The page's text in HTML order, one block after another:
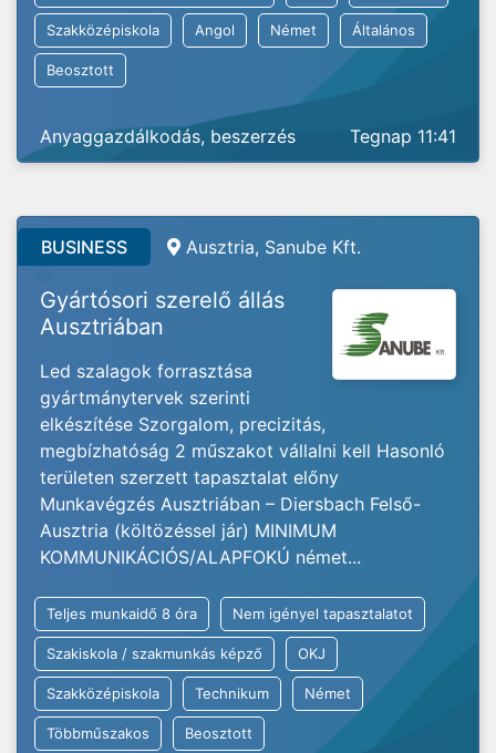
Szakközépiskola Angol Német Általános
Beosztott
Anyaggazdálkodás, beszerzés Tegnap 11:41
BUSINESS Ausztria, Sanube Kft.
Gyártósori szerelő állás
Ausztriában
Led szalagok forrasztása
gyártmánytervek szerinti
elkészítése Szorgalom, precizitás,
megbízhatóság 2 műszakot vállalni kell Hasonló
területen szerzett tapasztalat előny
Munkavégzés Ausztriában – Diersbach Felső-
Ausztria (költözéssel jár) MINIMUM
KOMMUNIKÁCIÓS/ALAPFOKÚ német...
Teljes munkaidő 8 óra Nem igényel tapasztalatot
Szakiskola / szakmunkás képző OKJ
Szakközépiskola Technikum Német
Többműszakos Beosztott